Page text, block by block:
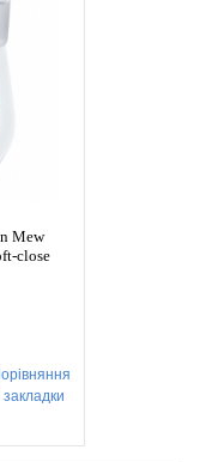
Mew
close
закладки